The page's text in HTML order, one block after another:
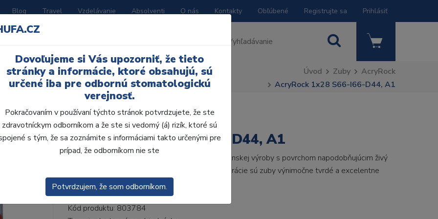
Blog Travel Vzdelávanie Absolventi O nás Kontakty Obľúbené Registrujte sa Prihlásiť
I66-D44, A1 Úvod Zuby
AcryRock
AcryRock 1x28 S66-I66-D44, A1
AcryRock 1x28 S66-I66-D44, A1
• Dvojvrstvové veľmi estetické živičné zuby talianskej výroby s povrchom napodobňujúcim živý
zub.• Vďaka použitiu špeciálnej živice novej generácie sú zuby výnimočne tvrdé a excelentne
odolávajú ab...ZOBRAZIT VÍCE
Kód produktu: 803784
Dovoľujeme si Vás upozorniť, že tieto
stránky a informácie, ktoré obsahujú, sú
určené iba pre odbornú stomatologickú
verejnosť.
Pokračovaním v používaní týchto stránok potvrdzujete, že ste
zdravotníckym odborníkom a že ste si vedomý (á) rizík, ktoré sú
s tým, že sa zoznámite s informáciami takto určenými pre
prípad, že odborníkom nie ste
Potvrdzujem, že som odborníkom.